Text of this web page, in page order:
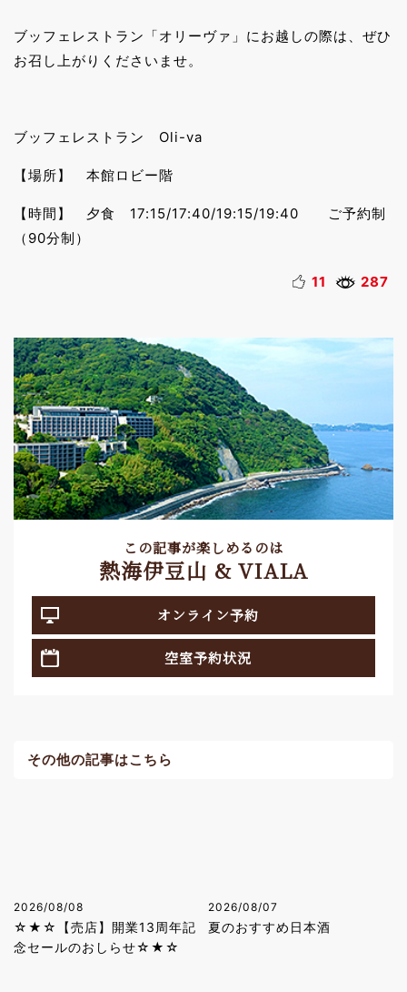
ブッフェレストラン「オリーヴァ」にお越しの際は、ぜひ
お召し上がりくださいませ。
ブッフェレストラン Oli-va
【場所】 本館ロビー階
【時間】 夕食 17:15/17:40/19:15/19:40 ご予約制
（90分制）
11 287
この記事が楽しめるのは
熱海伊豆山 & VIALA
オンライン予約
空室予約状況
その他の記事はこちら
2026/08/08
☆★☆【売店】開業13周年記
念セールのおしらせ☆★☆
2026/08/07
夏のおすすめ日本酒